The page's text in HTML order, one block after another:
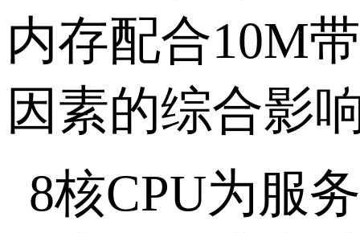
内存配合10M
因素的综合影
8核CPU为服